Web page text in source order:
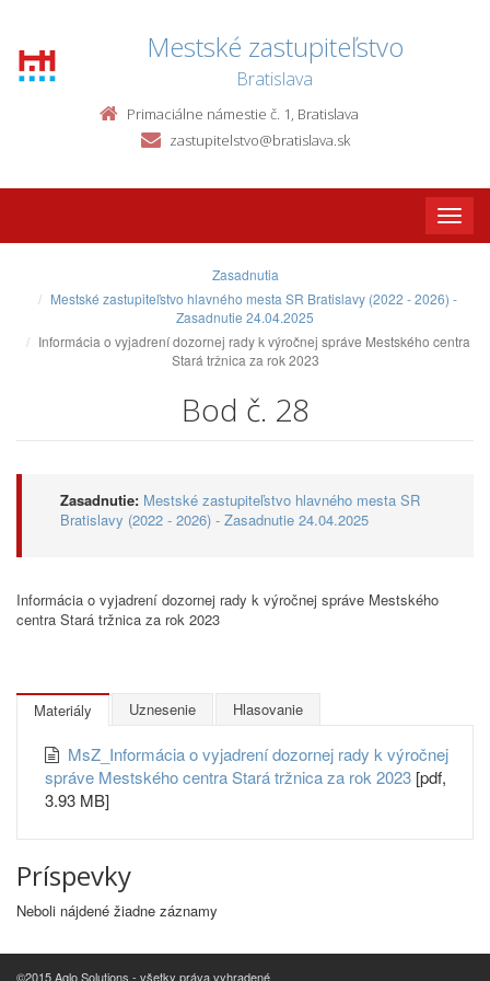
Mestské zastupiteľstvo
Bratislava
Primaciálne námestie č. 1, Bratislava
zastupitelstvo@bratislava.sk
Toggle
Zasadnutia
Mestské zastupiteľstvo hlavného mesta SR Bratislavy (2022 - 2026) -
Zasadnutie 24.04.2025
Informácia o vyjadrení dozornej rady k výročnej správe Mestského centra
Stará tržnica za rok 2023
Bod č. 28
Zasadnutie: Mestské zastupiteľstvo hlavného mesta SR
Bratislavy (2022 - 2026) - Zasadnutie 24.04.2025
Informácia o vyjadrení dozornej rady k výročnej správe Mestského
centra Stará tržnica za rok 2023
Materiály Uznesenie Hlasovanie
MsZ_Informácia o vyjadrení dozornej rady k výročnej
správe Mestského centra Stará tržnica za rok 2023 [pdf,
3.93 MB]
Príspevky
Neboli nájdené žiadne záznamy
©2015 Aglo Solutions - všetky práva vyhradené